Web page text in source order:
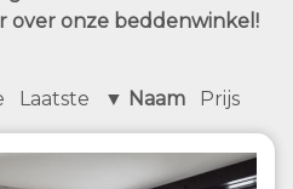
over onze beddenwinkel!
Laatste ▼ Naam Prijs